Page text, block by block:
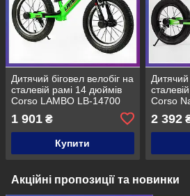
Дитячий біговел велобіг на
сталевій рамі 14 дюймів
Corso LAMBO LB-14700
надувні колеса Зелений
1 901 ₴
Купити
Дитячий
Corso
2 392
Акційні пропозиції та новинки